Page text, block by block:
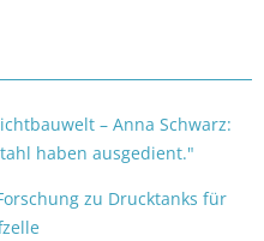
– Anna Schwarz:
haben ausgedient."
zu Drucktanks für